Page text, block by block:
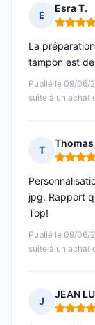
E
Esra T.
Note : 5
Publié le 09/06/
suite à un achat
La
tampon est
T
Thomas
Note : 5
Publié le 09/06/
suite à un achat
jpg. Rapport
Top!
J
JEAN
Note : 5